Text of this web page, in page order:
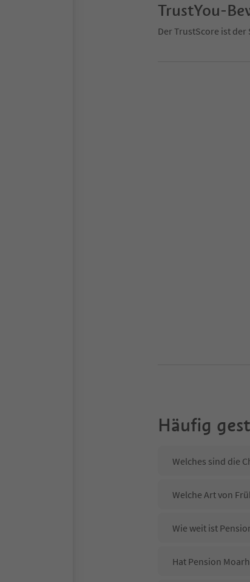
TrustYou-
Der TrustScore ist
Häufig
Welches sind die
Welche Art von
Wie weit ist
Hat Pension